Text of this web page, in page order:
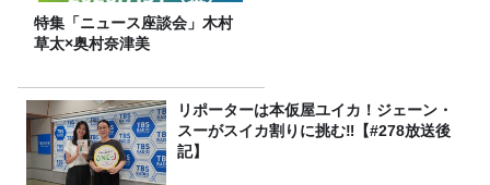
特集「ニュース座談会」木村
草太×奥村奈津美
リポーターは本仮屋ユイカ！ジェーン・
スーがスイカ割りに挑む‼【#278放送後
記】